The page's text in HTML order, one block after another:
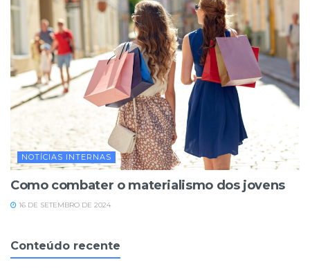
NOTÍCIAS INTERNAS
Como combater o materialismo dos jovens
16 DE SETEMBRO DE 2024
Conteúdo recente